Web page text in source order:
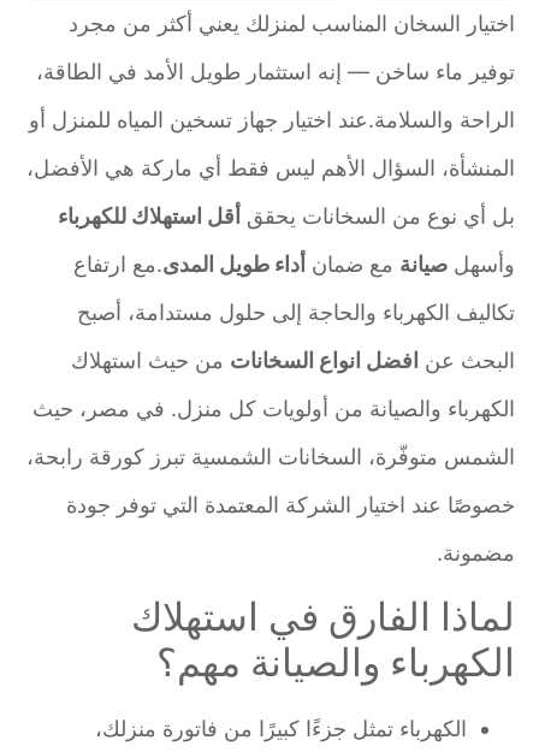
اختيار السخان المناسب لمنزلك يعني أكثر من مجرد
توفير ماء ساخن — إنه استثمار طويل الأمد في الطاقة،
الراحة والسلامة.عند اختيار جهاز تسخين المياه للمنزل أو
المنشأة، السؤال الأهم ليس فقط أي ماركة هي الأفضل،
بل أي نوع من السخانات يحققأقل استهلاك للكهرباء
وأسهلصيانةمع ضمانأداء طويل المدى.مع ارتفاع
تكاليف الكهرباء والحاجة إلى حلول مستدامة، أصبح
البحث عنافضل انواع السخاناتمن حيث استهلاك
الكهرباء والصيانة من أولويات كل منزل. في مصر، حيث
الشمس متوفّرة، السخانات الشمسية تبرز كورقة رابحة،
خصوصًا عند اختيار الشركة المعتمدة التي توفر جودة
مضمونة.
لماذا الفارق في استهلاك
الكهرباء والصيانة مهم؟
الكهرباء تمثل جزءًا كبيرًا من فاتورة منزلك،